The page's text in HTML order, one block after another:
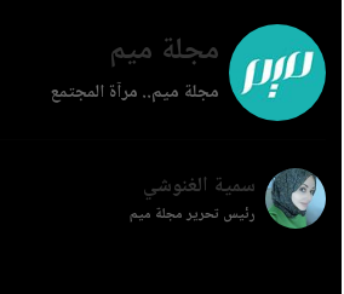
مجلة ميم
مجلة ميم.. مرآة المجتمع
سمية الغنوشي
رئيس تحرير مجلة ميم